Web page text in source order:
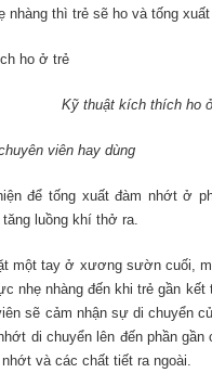
nhàng thì trẻ sẽ ho và tống
Kỹ thuật kích thích ho
viên hay dùng
để tống xuất đàm nhớt ở
luồng khí thở ra.
một tay ở xương sườn cuối,
nhẹ nhàng đến khi trẻ gần
sẽ cảm nhận sự di chuyển
di chuyển lên đến phần
và các chất tiết ra ngoài.